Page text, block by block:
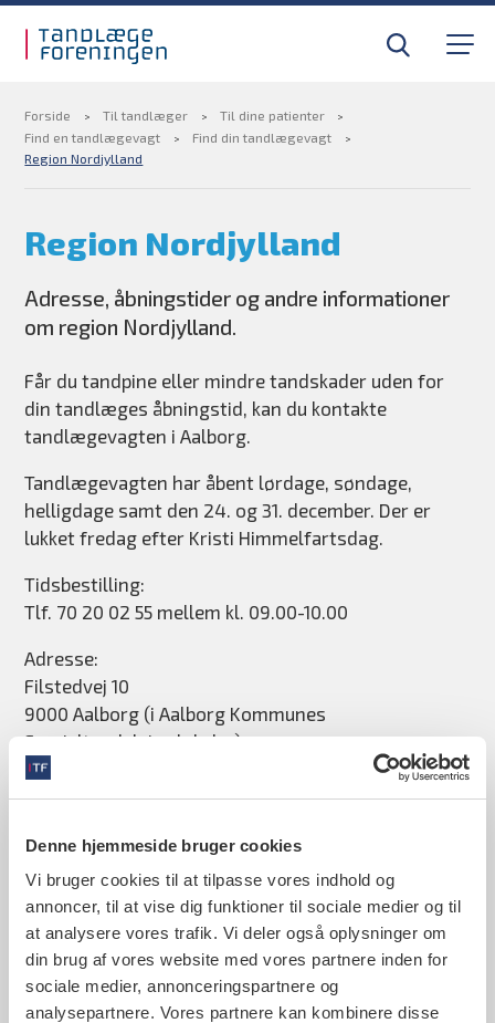
Denne hjemmeside bruger cookies
Vi bruger cookies til at tilpasse vores indhold og
annoncer, til at vise dig funktioner til sociale medier og til
at analysere vores trafik. Vi deler også oplysninger om
din brug af vores website med vores partnere inden for
sociale medier, annonceringspartnere og
analysepartnere. Vores partnere kan kombinere disse
Til tandlæger
Medlemsfordele
Om foreningen
Find din tandlægevagt
Kurser og efteruddannelse
BLIV MEDLEM
Forside Til tandlæger
Til dine patienter
Find en tandlægevagt
Find din tandlægevagt
Region Nordjylland
Region Nordjylland
Adresse, åbningstider og andre informationer
om region Nordjylland.
Får du tandpine eller mindre tandskader uden for
din tandlæges åbningstid, kan du kontakte
tandlægevagten i Aalborg.
Tandlægevagten har åbent lørdage, søndage,
helligdage samt den 24. og 31. december. Der er
lukket fredag efter Kristi Himmelfartsdag.
Tidsbestilling:
Tlf. 70 20 02 55 mellem kl. 09.00-10.00
Adresse:
Filstedvej 10
9000 Aalborg (i Aalborg Kommunes
Specialtandplejes lokaler)
Læs mere om tandlægevagten i Region Nordjylland
Har du større skader, og holder din egen tandlæge
og tandlægevagten lukket, kontakt da lægevagten
på tlf. 70 150 300.
Ring, før du tager på akutmodtagelsen.
Når du ringer, får du rådgivning allerede i telefonen,